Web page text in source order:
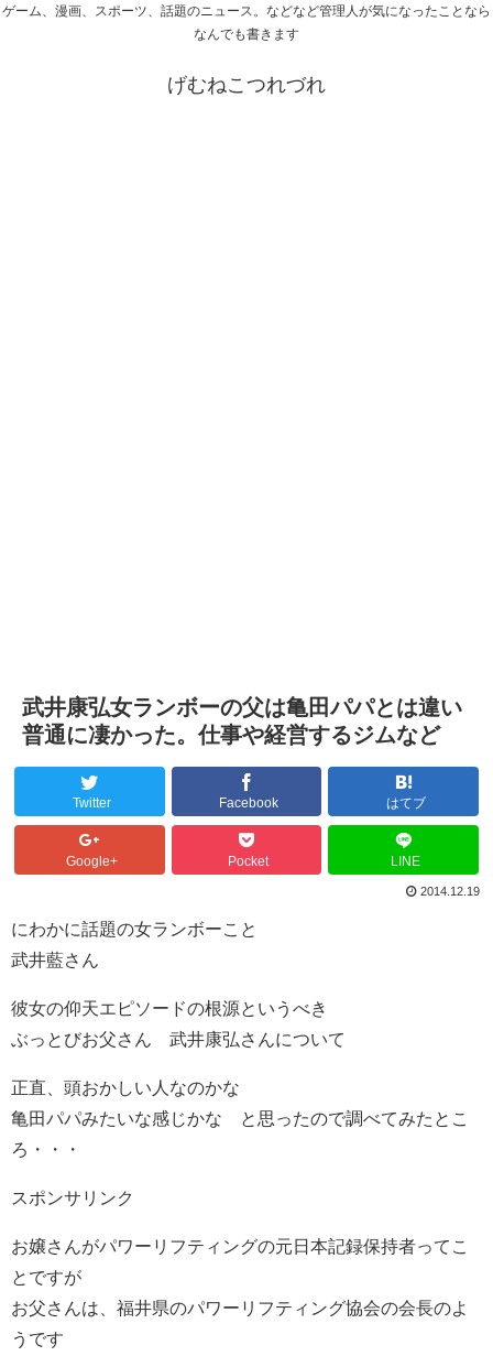
ゲーム、漫画、スポーツ、話題のニュース。などなど管理人が気になったことなら
なんでも書きます
げむねこつれづれ
武井康弘女ランボーの父は亀田パパとは違い
普通に凄かった。仕事や経営するジムなど
Twitter Facebook はてブ
Google+ Pocket LINE
2014.12.19
にわかに話題の女ランボーこと
武井藍さん
彼女の仰天エピソードの根源というべき
ぶっとびお父さん 武井康弘さんについて
正直、頭おかしい人なのかな
亀田パパみたいな感じかな と思ったので調べてみたとこ
ろ・・・
スポンサリンク
お嬢さんがパワーリフティングの元日本記録保持者ってこ
とですが
お父さんは、福井県のパワーリフティング協会の会長のよ
うです